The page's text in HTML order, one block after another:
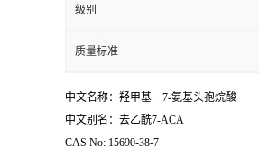
级别
质量标准
中文名称：羟甲基－7-氨基头孢烷酸
中文别名：去乙酰7-ACA
CAS No: 15690-38-7